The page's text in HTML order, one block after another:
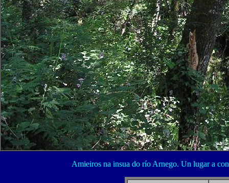
Amieiros na insua do río Arnego. Un lugar a